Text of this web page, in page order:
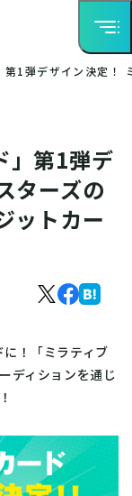
第1弾デザイン決定
」第1弾デ
ターズの
ットカー
！「ミラティブ
ディションを通じ